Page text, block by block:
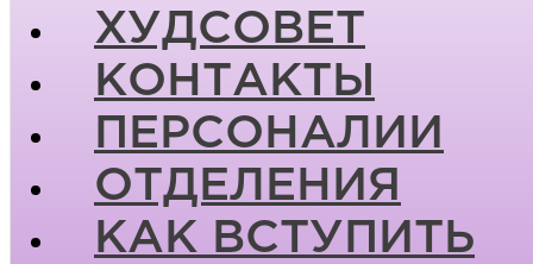
ХУДСОВЕТ
КОНТАКТЫ
ПЕРСОНАЛИИ
ОТДЕЛЕНИЯ
КАК ВСТУПИТЬ